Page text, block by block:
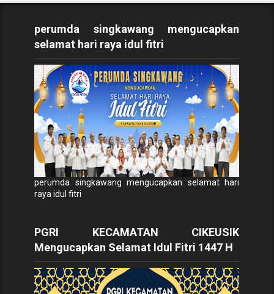
perumda singkawang mengucapkan
selamat hari raya idul fitri
perumda singkawang mengucapkan selamat hari
raya idul fitri
PGRI KECAMATAN CIKEUSIK
Mengucapkan Selamat Idul Fitri 1447 H